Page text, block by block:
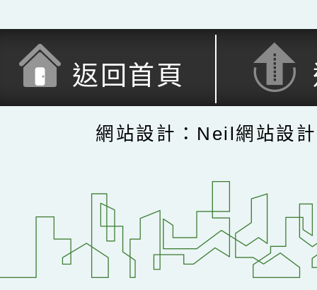
返回首頁
網站設計：Neil網站設